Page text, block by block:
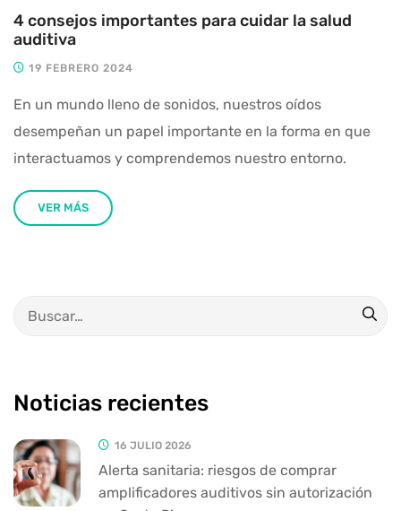
4 consejos importantes para cuidar la salud
auditiva
19 FEBRERO 2024
En un mundo lleno de sonidos, nuestros oídos
desempeñan un papel importante en la forma en que
interactuamos y comprendemos nuestro entorno.
VER MÁS
Noticias recientes
16 JULIO 2026
Alerta sanitaria: riesgos de comprar
amplificadores auditivos sin autorización